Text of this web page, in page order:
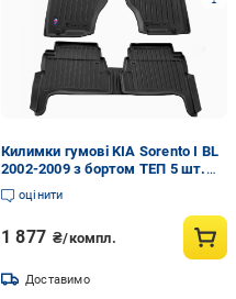
Килимки гумові KIA Sorento I BL
2002-2009 з бортом ТЕП 5 шт.
(5010025)
оцінити
1 877 ₴/компл.
Доставимо